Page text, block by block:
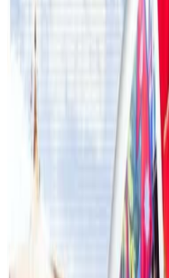
फिफा विश्वकपमा
रणनीति बनाउने
२०२६ जुलाई २३
एनपिएल
सबैभन्दा महँगा
२०२६ जुलाई १९